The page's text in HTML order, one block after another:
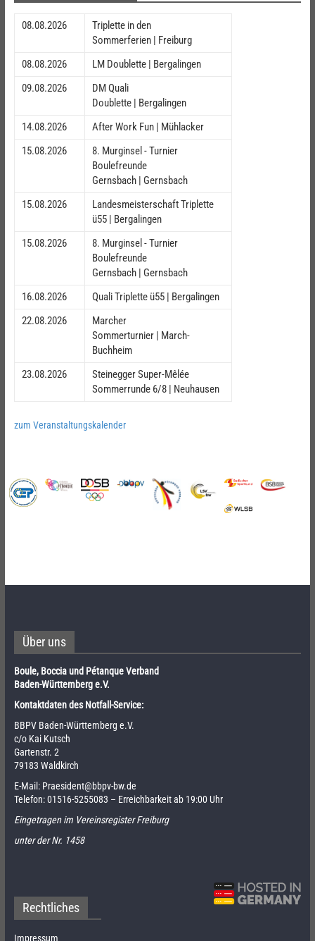
08.08.2026
Triplette in den
Sommerferien | Freiburg
08.08.2026
LM Doublette | Bergalingen
09.08.2026
DM Quali
Doublette | Bergalingen
14.08.2026
After Work Fun | Mühlacker
15.08.2026
8. Murginsel - Turnier
Boulefreunde
Gernsbach | Gernsbach
15.08.2026
Landesmeisterschaft Triplette
ü55 | Bergalingen
15.08.2026
8. Murginsel - Turnier
Boulefreunde
Gernsbach | Gernsbach
16.08.2026
Quali Triplette ü55 | Bergalingen
22.08.2026
Marcher
Sommerturnier | March-
Buchheim
23.08.2026
Steinegger Super-Mêlée
Sommerrunde 6/8 | Neuhausen
zum Veranstaltungskalender
Über uns
Boule, Boccia und Pétanque Verband
Baden-Württemberg e.V.
Kontaktdaten des Notfall-Service:
BBPV Baden-Württemberg e.V.
c/o Kai Kutsch
Gartenstr. 2
79183 Waldkirch
E-Mail: Praesident@bbpv-bw.de
Telefon:01516-5255083 – Erreichbarkeit ab 19:00 Uhr
Eingetragen im Vereinsregister Freiburg
unter der Nr. 1458
Rechtliches
Impressum